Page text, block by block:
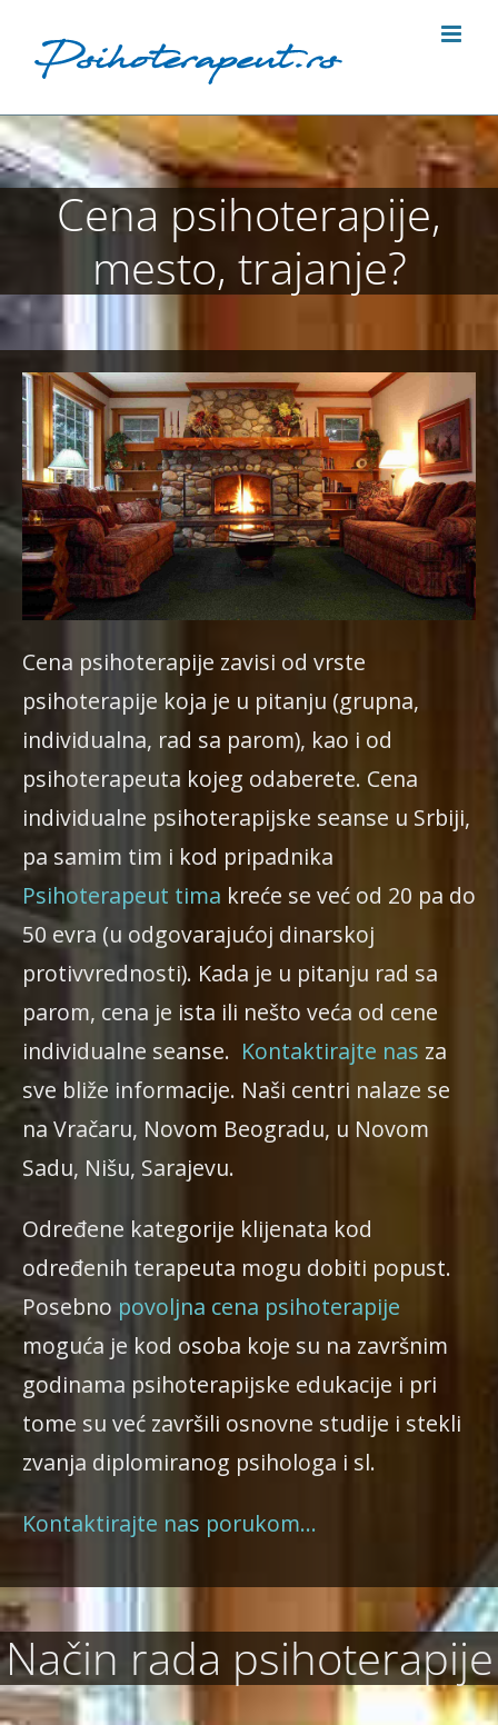
Cena psihoterapije,
mesto, trajanje?
Cena psihoterapije zavisi od vrste
psihoterapije koja je u pitanju (grupna,
individualna, rad sa parom), kao i od
psihoterapeuta kojeg odaberete. Cena
individualne psihoterapijske seanse u Srbiji,
pa samim tim i kod pripadnika
Psihoterapeut tima kreće se već od 20 pa do
50 evra (u odgovarajućoj dinarskoj
protivvrednosti). Kada je u pitanju rad sa
parom, cena je ista ili nešto veća od cene
individualne seanse. Kontaktirajte nas za
sve bliže informacije. Naši centri nalaze se
na Vračaru, Novom Beogradu, u Novom
Sadu, Nišu, Sarajevu.
Određene kategorije klijenata kod
određenih terapeuta mogu dobiti popust.
Posebno povoljna cena psihoterapije
moguća je kod osoba koje su na završnim
godinama psihoterapijske edukacije i pri
tome su već završili osnovne studije i stekli
zvanja diplomiranog psihologa i sl.
Kontaktirajte nas porukom…
Način rada psihoterapije